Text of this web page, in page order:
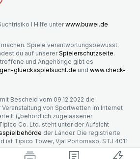
I Hilfe unterwww.buwei.de
Spiele verantwortungsbewusst.
du auf unsererSpielerschutzseite.
und Angehörige gibt es
gluecksspielsucht.de und www.check-
Bescheid vom 09.12.2022 die
Veranstaltung von Sportwetten im Internet
(„behördlich zugelassener
Co. Ltd. steht unter der Aufsicht
der Länder. Die registrierte
ist Tipico Tower, Vjal Portomaso, STJ 4011